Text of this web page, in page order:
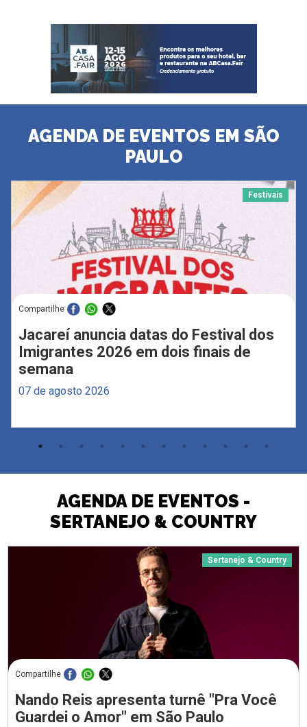
AGENDA DE EVENTOS EM SÃO
PAULO
Festivais
Compartilhe
Jacareí anuncia datas do Festival dos
Imigrantes 2026 em dois finais de
semana
07 de agosto 2026
AGENDA DE EVENTOS -
SERTANEJO & COUNTRY
Sertanejo & Country
Compartilhe
Nando Reis apresenta turnê "Pra Você
Guardei o Amor" em São Paulo